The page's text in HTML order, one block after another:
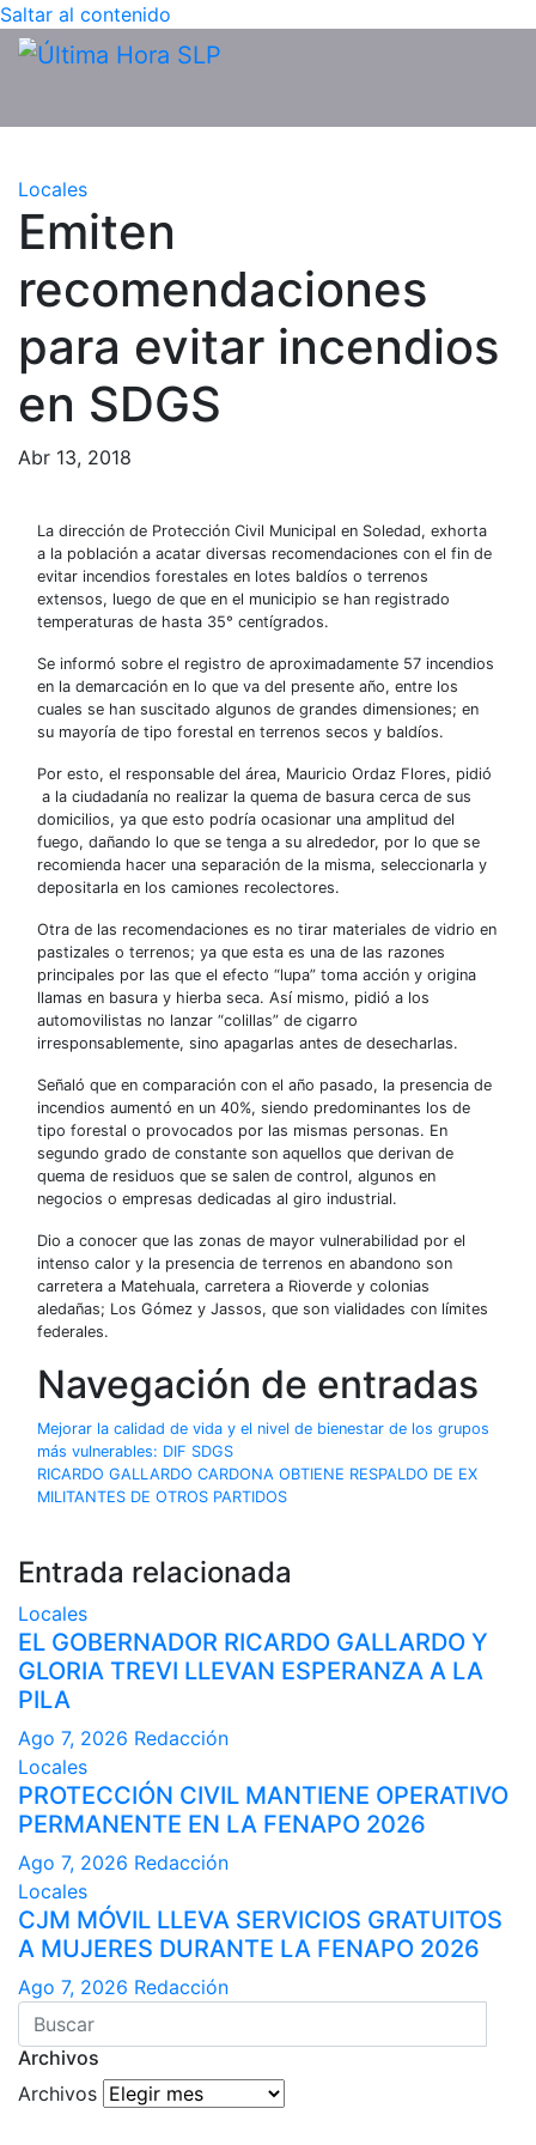
Saltar al contenido
Locales
Emiten
recomendaciones
para evitar incendios
en SDGS
Abr 13, 2018
La dirección de Protección Civil Municipal en Soledad, exhorta
a la población a acatar diversas recomendaciones con el fin de
evitar incendios forestales en lotes baldíos o terrenos
extensos, luego de que en el municipio se han registrado
temperaturas de hasta 35° centígrados.
Se informó sobre el registro de aproximadamente 57 incendios
en la demarcación en lo que va del presente año, entre los
cuales se han suscitado algunos de grandes dimensiones; en
su mayoría de tipo forestal en terrenos secos y baldíos.
Por esto, el responsable del área, Mauricio Ordaz Flores, pidió
a la ciudadanía no realizar la quema de basura cerca de sus
domicilios, ya que esto podría ocasionar una amplitud del
fuego, dañando lo que se tenga a su alrededor, por lo que se
recomienda hacer una separación de la misma, seleccionarla y
depositarla en los camiones recolectores.
Otra de las recomendaciones es no tirar materiales de vidrio en
pastizales o terrenos; ya que esta es una de las razones
principales por las que el efecto “lupa” toma acción y origina
llamas en basura y hierba seca. Así mismo, pidió a los
automovilistas no lanzar “colillas” de cigarro
irresponsablemente, sino apagarlas antes de desecharlas.
Señaló que en comparación con el año pasado, la presencia de
incendios aumentó en un 40%, siendo predominantes los de
tipo forestal o provocados por las mismas personas. En
segundo grado de constante son aquellos que derivan de
quema de residuos que se salen de control, algunos en
negocios o empresas dedicadas al giro industrial.
Dio a conocer que las zonas de mayor vulnerabilidad por el
intenso calor y la presencia de terrenos en abandono son
carretera a Matehuala, carretera a Rioverde y colonias
aledañas; Los Gómez y Jassos, que son vialidades con límites
federales.
Navegación de entradas
Mejorar la calidad de vida y el nivel de bienestar de los grupos
más vulnerables: DIF SDGS
RICARDO GALLARDO CARDONA OBTIENE RESPALDO DE EX
MILITANTES DE OTROS PARTIDOS
Entrada relacionada
Locales
EL GOBERNADOR RICARDO GALLARDO Y
GLORIA TREVI LLEVAN ESPERANZA A LA
PILA
Ago 7, 2026 Redacción
Locales
PROTECCIÓN CIVIL MANTIENE OPERATIVO
PERMANENTE EN LA FENAPO 2026
Ago 7, 2026 Redacción
Locales
CJM MÓVIL LLEVA SERVICIOS GRATUITOS
A MUJERES DURANTE LA FENAPO 2026
Ago 7, 2026 Redacción
Archivos
Archivos